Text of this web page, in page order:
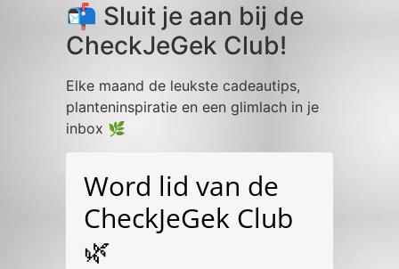
📬 Sluit je aan bij de
CheckJeGek Club!
Elke maand de leukste cadeautips,
planteninspiratie en een glimlach in je
inbox 🌿
Word lid van de
CheckJeGek Club
🌿